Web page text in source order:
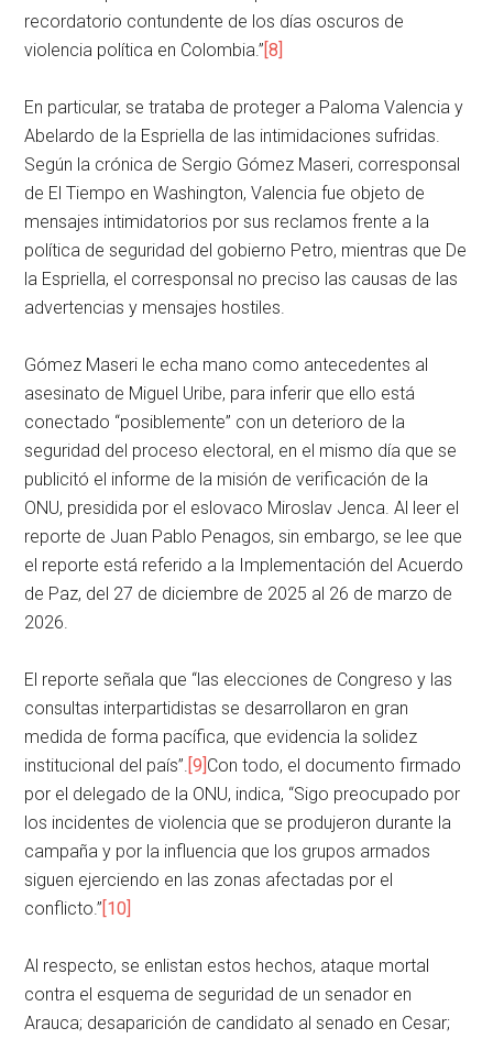
recordatorio contundente de los días oscuros de
violencia política en Colombia.”[8]
En particular, se trataba de proteger a Paloma Valencia y
Abelardo de la Espriella de las intimidaciones sufridas.
Según la crónica de Sergio Gómez Maseri, corresponsal
de El Tiempo en Washington, Valencia fue objeto de
mensajes intimidatorios por sus reclamos frente a la
política de seguridad del gobierno Petro, mientras que De
la Espriella, el corresponsal no preciso las causas de las
advertencias y mensajes hostiles.
Gómez Maseri le echa mano como antecedentes al
asesinato de Miguel Uribe, para inferir que ello está
conectado “posiblemente” con un deterioro de la
seguridad del proceso electoral, en el mismo día que se
publicitó el informe de la misión de verificación de la
ONU, presidida por el eslovaco Miroslav Jenca. Al leer el
reporte de Juan Pablo Penagos, sin embargo, se lee que
el reporte está referido a la Implementación del Acuerdo
de Paz, del 27 de diciembre de 2025 al 26 de marzo de
2026.
El reporte señala que “las elecciones de Congreso y las
consultas interpartidistas se desarrollaron en gran
medida de forma pacífica, que evidencia la solidez
institucional del país”. [9]Con todo, el documento firmado
por el delegado de la ONU, indica, “Sigo preocupado por
los incidentes de violencia que se produjeron durante la
campaña y por la influencia que los grupos armados
siguen ejerciendo en las zonas afectadas por el
conflicto.”[10]
Al respecto, se enlistan estos hechos, ataque mortal
contra el esquema de seguridad de un senador en
Arauca; desaparición de candidato al senado en Cesar;